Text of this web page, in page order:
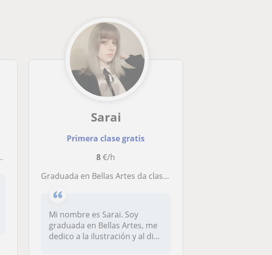
Sarai
Primera clase gratis
8€/h
Graduada en Bellas Artes da clases de dibujo, cómic y manga a principiantes
Mi nombre es Sarai. Soy
graduada en Bellas Artes, me
dedico a la ilustración y al di...